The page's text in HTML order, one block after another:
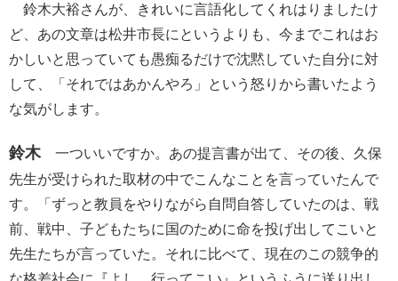
鈴木大裕さんが、きれいに言語化してくれはりましたけ
ど、あの文章は松井市長にというよりも、今までこれはお
かしいと思っていても愚痴るだけで沈黙していた自分に対
して、「それではあかんやろ」という怒りから書いたよう
な気がします。
鈴木一ついいですか。あの提言書が出て、その後、久保
先生が受けられた取材の中でこんなことを言っていたんで
す。「ずっと教員をやりながら自問自答していたのは、戦
前、戦中、子どもたちに国のために命を投げ出してこいと
先生たちが言っていた。それに比べて、現在のこの競争的